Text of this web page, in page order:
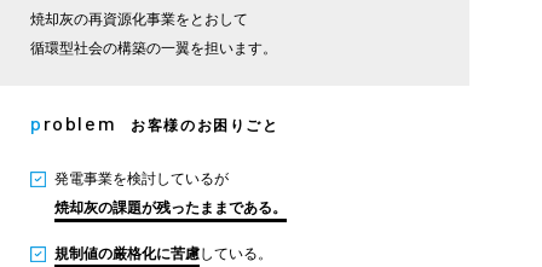
焼却灰の再資源化事業をとおして
循環型社会の構築の一翼を担います。
problem お客様のお困りごと
発電事業を検討しているが
焼却灰の課題が残ったままである。
規制値の厳格化に苦慮している。